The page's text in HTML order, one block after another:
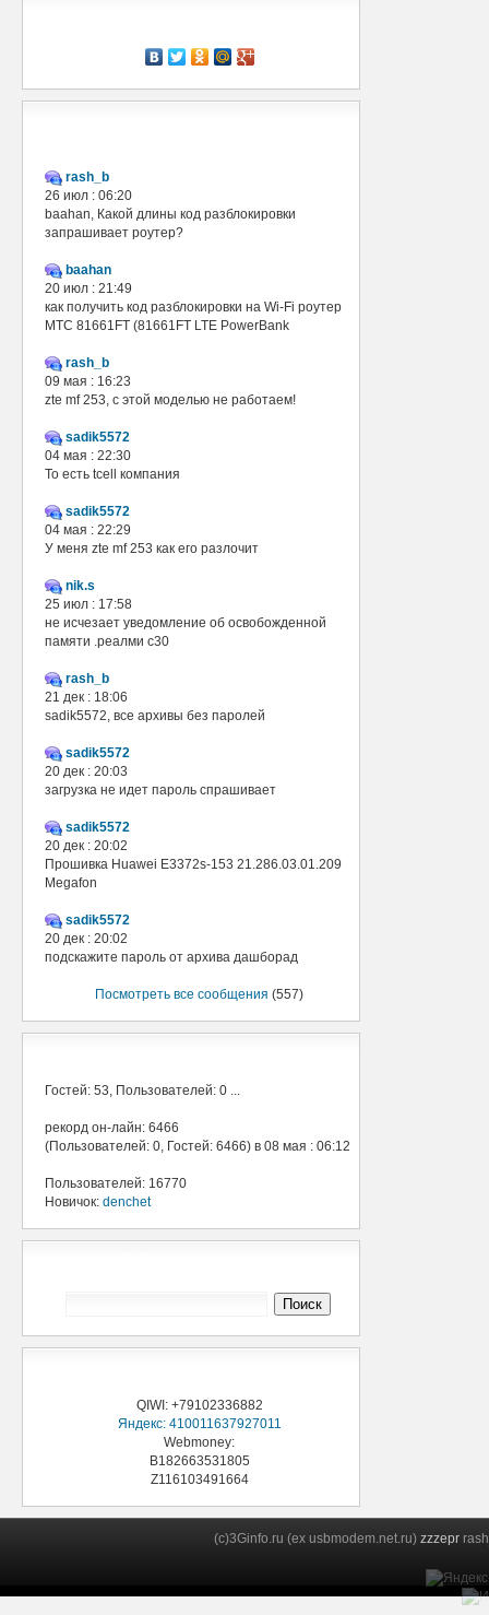
rash_b
26 июл : 06:20
baahan, Какой длины код разблокировки
запрашивает роутер?
baahan
20 июл : 21:49
как получить код разблокировки на Wi-Fi роутер
МТС 81661FT (81661FT LTE PowerBank
rash_b
09 мая : 16:23
zte mf 253, с этой моделью не работаем!
sadik5572
04 мая : 22:30
То есть tcell компания
sadik5572
04 мая : 22:29
У меня zte mf 253 как его разлочит
nik.s
25 июл : 17:58
не исчезает уведомление об освобожденной
памяти .реалми с30
rash_b
21 дек : 18:06
sadik5572, все архивы без паролей
sadik5572
20 дек : 20:03
загрузка не идет пароль спрашивает
sadik5572
20 дек : 20:02
Прошивка Huawei E3372s-153 21.286.03.01.209
Megafon
sadik5572
20 дек : 20:02
подскажите пароль от архива дашборад
Посмотреть все сообщения (557)
Гостей: 53, Пользователей: 0 ...
рекорд он-лайн: 6466
(Пользователей: 0, Гостей: 6466) в 08 мая : 06:12
Пользователей: 16770
Новичок: denchet
QIWI: +79102336882
Яндекс: 410011637927011
Webmoney:
B182663531805
Z116103491664
(c)3Ginfo.ru (ex usbmodem.net.ru) zzzepr